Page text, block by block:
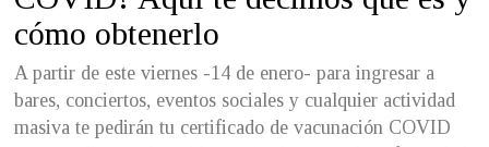
cómo obtenerlo
A partir de este viernes -14 de enero- para ingresar a
bares, conciertos, eventos sociales y cualquier actividad
masiva te pedirán tu certificado de vacunación COVID